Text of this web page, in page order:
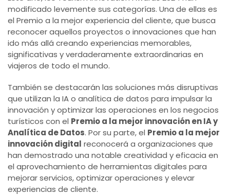
modificado levemente sus categorías. Una de ellas es
el Premio a la mejor experiencia del cliente, que busca
reconocer aquellos proyectos o innovaciones que han
ido más allá creando experiencias memorables,
significativas y verdaderamente extraordinarias en
viajeros de todo el mundo.
También se destacarán las soluciones más disruptivas
que utilizan la IA o analítica de datos para impulsar la
innovación y optimizar las operaciones en los negocios
turísticos con el Premio a la mejor innovación en IA y
Analítica de Datos. Por su parte, el Premio a la mejor
innovación digital reconocerá a organizaciones que
han demostrado una notable creatividad y eficacia en
el aprovechamiento de herramientas digitales para
mejorar servicios, optimizar operaciones y elevar
experiencias de cliente.